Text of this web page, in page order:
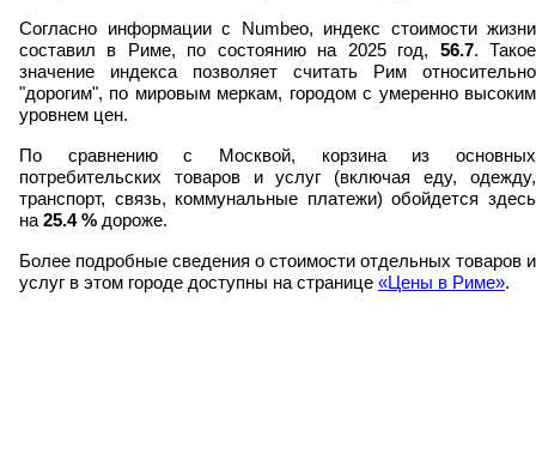
Согласно информации с Numbeo, индекс стоимости жизни
составил в Риме, по состоянию на 2025 год, 56.7. Такое
значение индекса позволяет считать Рим относительно
"дорогим", по мировым меркам, городом с умеренно высоким
уровнем цен.
По сравнению с Москвой, корзина из основных
потребительских товаров и услуг (включая еду, одежду,
транспорт, связь, коммунальные платежи) обойдется здесь
на25.4% дороже.
Более подробные сведения о стоимости отдельных товаров и
услуг в этом городе доступны на странице «Цены в Риме».